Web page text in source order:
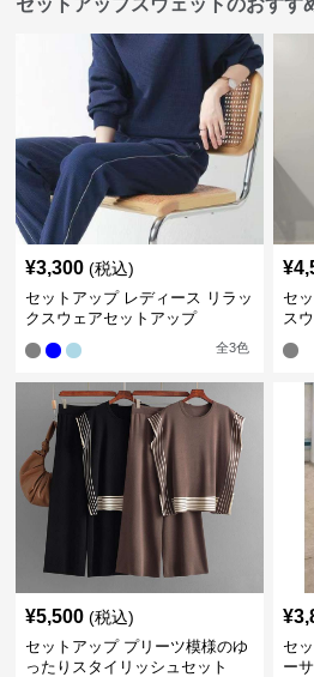
セットアップスウェットのおすす
¥3,300 (税込)
セットアップ レディース リラッ
クスウェアセットアップ
全3色
¥
セ
ス
¥5,500 (税込)
セットアップ プリーツ模様のゆ
ったりスタイリッシュセット
¥
セ
ー